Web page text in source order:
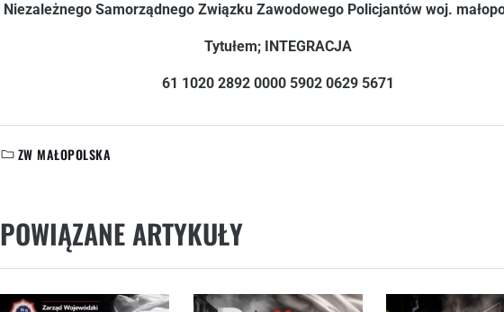
Niezależnego Samorządnego Związku Zawodowego Policjantów woj.
Tytułem; INTEGRACJA
61 1020 2892 0000 5902 0629 5671
KATEGORIE:
ZW MAŁOPOLSKA
POWIĄZANE ARTYKUŁY